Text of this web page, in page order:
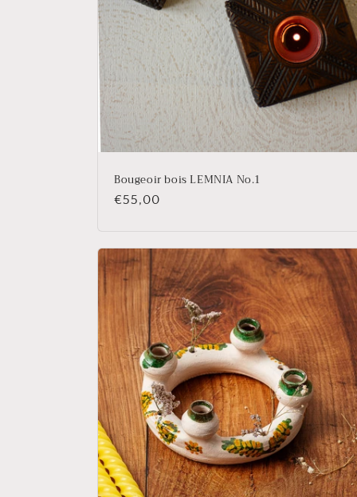
Bougeoir bois LEMNIA No.1
Prix
€55,00